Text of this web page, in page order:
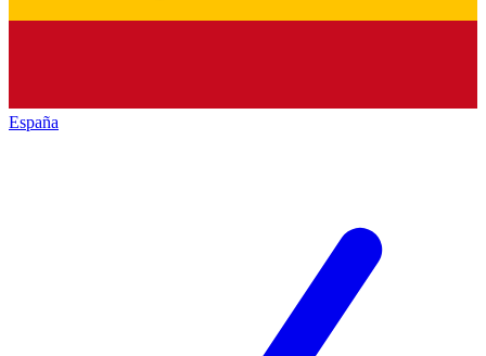
España